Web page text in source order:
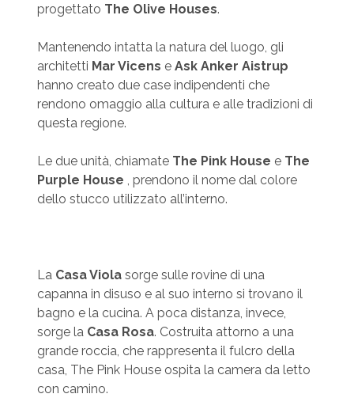
progettato The Olive Houses.
Mantenendo intatta la natura del luogo, gli
architetti Mar Vicens e Ask Anker Aistrup
hanno creato due case indipendenti che
rendono omaggio alla cultura e alle tradizioni di
questa regione.
Le due unità, chiamate The Pink House e The
Purple House , prendono il nome dal colore
dello stucco utilizzato all’interno.
La Casa Violasorge sulle rovine di una
capanna in disuso e al suo interno si trovano il
bagno e la cucina. A poca distanza, invece,
sorge la Casa Rosa. Costruita attorno a una
grande roccia, che rappresenta il fulcro della
casa, The Pink House ospita la camera da letto
con camino.